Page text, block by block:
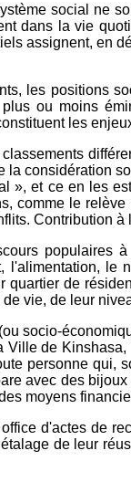
social ne
dans la vie
assignent, en
les positions
ou moins
les
considération
», et ce en les
comme le
Contribution
populaires
l'alimentation,
quartier de
vie, de leur
socio-
Ville de
personne
avec des
moyens
d'actes de
de leur